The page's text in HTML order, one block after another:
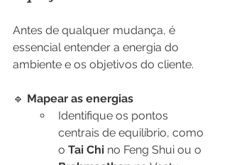
Antes de qualquer mudança, é
essencial entender a energia do
ambiente e os objetivos do cliente.
🔹 Mapear as energias
Identifique os pontos
centrais de equilíbrio, como
o Tai Chi no Feng Shui ou o